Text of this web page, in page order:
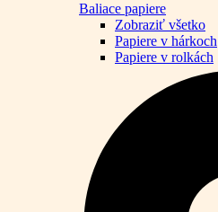
Baliace papiere
Zobraziť všetko
Papiere v hárkoch
Papiere v rolkách